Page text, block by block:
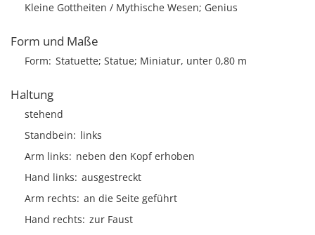
Kleine Gottheiten / Mythische Wesen; Genius
Form und Maße
Form Statuette; Statue; Miniatur, unter 0,80 m
Haltung
stehend
Standbein
links
Arm links
neben den Kopf erhoben
Hand links ausgestreckt
Arm rechts an die Seite geführt
Hand rechts zur Faust